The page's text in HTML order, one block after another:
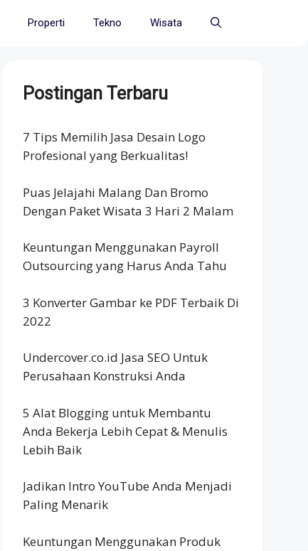
Properti Tekno Wisata
Postingan Terbaru
7 Tips Memilih Jasa Desain Logo
Profesional yang Berkualitas!
Puas Jelajahi Malang Dan Bromo
Dengan Paket Wisata 3 Hari 2 Malam
Keuntungan Menggunakan Payroll
Outsourcing yang Harus Anda Tahu
3 Konverter Gambar ke PDF Terbaik Di
2022
Undercover.co.id Jasa SEO Untuk
Perusahaan Konstruksi Anda
5 Alat Blogging untuk Membantu
Anda Bekerja Lebih Cepat & Menulis
Lebih Baik
Jadikan Intro YouTube Anda Menjadi
Paling Menarik
Keuntungan Menggunakan Produk